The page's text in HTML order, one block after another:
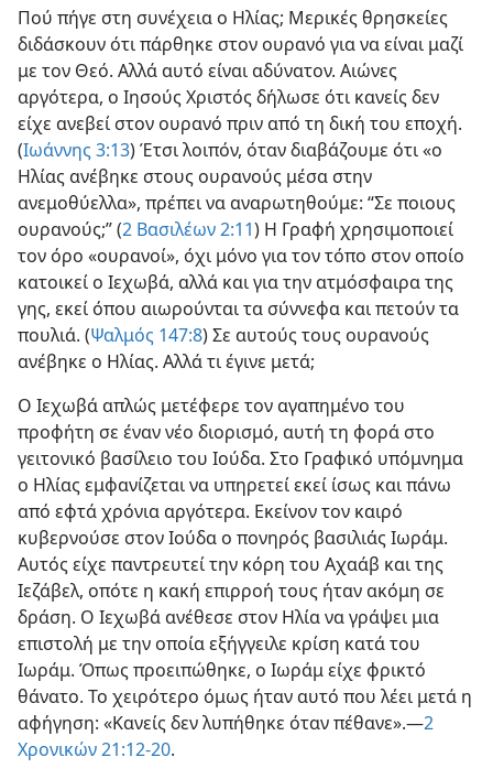
Πού πήγε στη συνέχεια ο Ηλίας; Μερικές θρησκείες
διδάσκουν ότι πάρθηκε στον ουρανό για να είναι μαζί
με τον Θεό. Αλλά αυτό είναι αδύνατον. Αιώνες
αργότερα, ο Ιησούς Χριστός δήλωσε ότι κανείς δεν
είχε ανεβεί στον ουρανό πριν από τη δική του εποχή.
(Ιωάννης 3:13) Έτσι λοιπόν, όταν διαβάζουμε ότι «ο
Ηλίας ανέβηκε στους ουρανούς μέσα στην
ανεμοθύελλα», πρέπει να αναρωτηθούμε: “Σε ποιους
ουρανούς;” (2 Βασιλέων 2:11) Η Γραφή χρησιμοποιεί
τον όρο «ουρανοί», όχι μόνο για τον τόπο στον οποίο
κατοικεί ο Ιεχωβά, αλλά και για την ατμόσφαιρα της
γης, εκεί όπου αιωρούνται τα σύννεφα και πετούν τα
πουλιά. (Ψαλμός 147:8) Σε αυτούς τους ουρανούς
ανέβηκε ο Ηλίας. Αλλά τι έγινε μετά;
Ο Ιεχωβά απλώς μετέφερε τον αγαπημένο του
προφήτη σε έναν νέο διορισμό, αυτή τη φορά στο
γειτονικό βασίλειο του Ιούδα. Στο Γραφικό υπόμνημα
ο Ηλίας εμφανίζεται να υπηρετεί εκεί ίσως και πάνω
από εφτά χρόνια αργότερα. Εκείνον τον καιρό
κυβερνούσε στον Ιούδα ο πονηρός βασιλιάς Ιωράμ.
Αυτός είχε παντρευτεί την κόρη του Αχαάβ και της
Ιεζάβελ, οπότε η κακή επιρροή τους ήταν ακόμη σε
δράση. Ο Ιεχωβά ανέθεσε στον Ηλία να γράψει μια
επιστολή με την οποία εξήγγειλε κρίση κατά του
Ιωράμ. Όπως προειπώθηκε, ο Ιωράμ είχε φρικτό
θάνατο. Το χειρότερο όμως ήταν αυτό που λέει μετά η
αφήγηση: «Κανείς δεν λυπήθηκε όταν πέθανε».—2
Χρονικών 21:12-20.